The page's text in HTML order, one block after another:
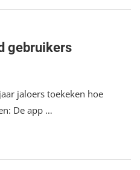
gebruikers
jaloers toekeken hoe
De app …